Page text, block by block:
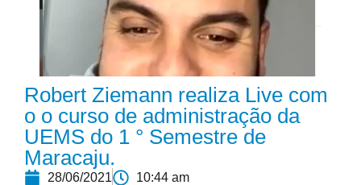
Robert Ziemann realiza Live com
o o curso de administração da
UEMS do 1 ° Semestre de
Maracaju.
28/06/2021 10:44 am